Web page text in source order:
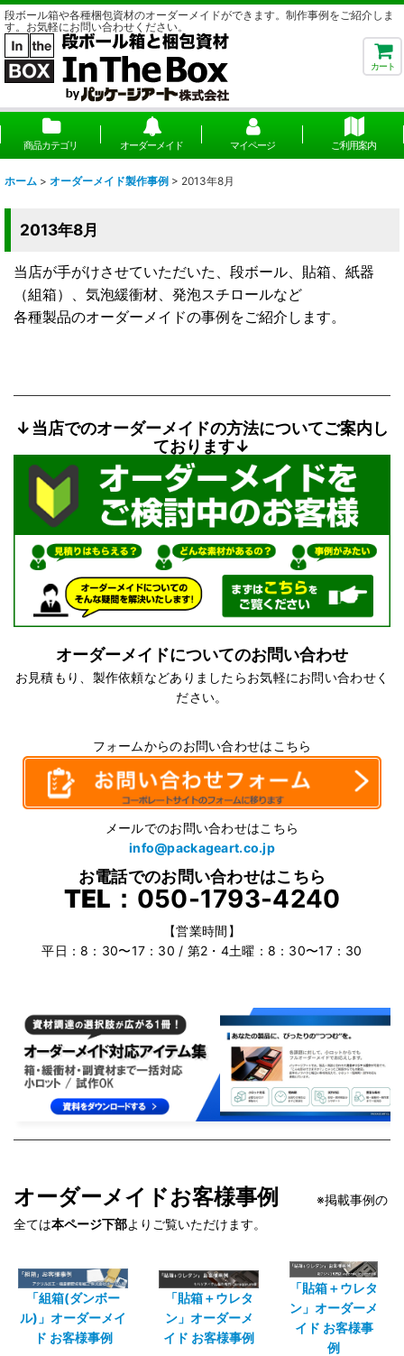
段ボール箱や各種梱包資材のオーダーメイドができます。制作事例をご紹介しま
す。お気軽にお問い合わせください。
カート
商品カテゴリ オーダーメイド マイページ ご利用案内
ホーム > オーダーメイド製作事例 > 2013年8月
2013年8月
当店が手がけさせていただいた、段ボール、貼箱、紙器
（組箱）、気泡緩衝材、発泡スチロールなど
各種製品のオーダーメイドの事例をご紹介します。
↓当店でのオーダーメイドの方法についてご案内し
ております↓
オーダーメイドについてのお問い合わせ
お見積もり、製作依頼などありましたらお気軽にお問い合わせく
ださい。
フォームからのお問い合わせはこちら
メールでのお問い合わせはこちら
info@packageart.co.jp
お電話でのお問い合わせはこちら
TEL： 050-1793-4240
【営業時間】
平日：8：30〜17：30 / 第2・4土曜：8：30〜17：30
オーダーメイドお客様事例
※掲載事例の
全ては本ページ下部よりご覧いただけます。
「組箱(ダンボー
ル)」オーダーメイ
ド お客様事例
「貼箱＋ウレタ
ン」オーダーメ
イド お客様事例
「貼箱＋ウレタ
ン」オーダーメ
イド お客様事
例